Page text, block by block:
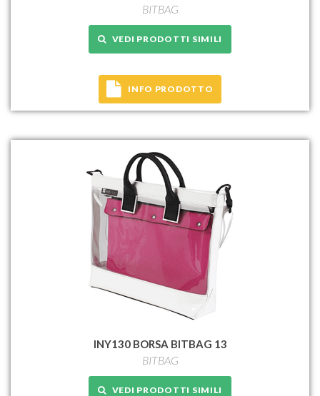
BITBAG
VEDI PRODOTTI SIMILI
INFO PRODOTTO
INY130 BORSA BITBAG 13
BITBAG
VEDI PRODOTTI SIMILI